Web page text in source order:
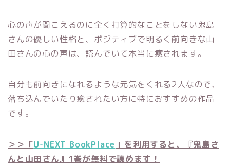
心の声が聞こえるのに全く打算的なことをしない鬼島
さんの優しい性格と、ポジティブで明るく前向きな山
田さんの心の声は、読んでいて本当に癒されます。
自分も前向きになれるような元気をくれる2人なので、
落ち込んでいたり癒されたい方に特におすすめの作品
です。
＞＞「U-NEXT BookPlace 」を利用すると、『鬼島さ
んと山田さん』1巻が無料で読めます！